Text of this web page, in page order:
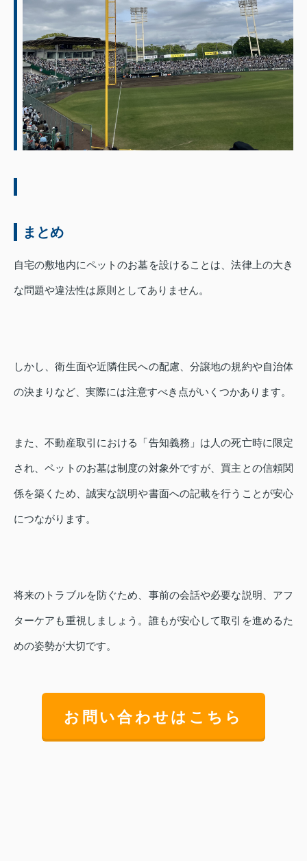
まとめ
自宅の敷地内にペットのお墓を設けることは、法律上の大き
な問題や違法性は原則としてありません。
しかし、衛生面や近隣住民への配慮、分譲地の規約や自治体
の決まりなど、実際には注意すべき点がいくつかあります。
また、不動産取引における「告知義務」は人の死亡時に限定
され、ペットのお墓は制度の対象外ですが、買主との信頼関
係を築くため、誠実な説明や書面への記載を行うことが安心
につながります。
将来のトラブルを防ぐため、事前の会話や必要な説明、アフ
ターケアも重視しましょう。誰もが安心して取引を進めるた
めの姿勢が大切です。
お問い合わせはこちら